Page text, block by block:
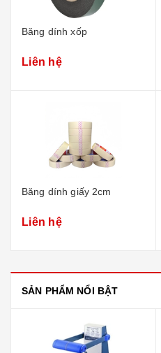
Băng dính xốp
Liên hệ
Băng dính giấy 2cm
Liên hệ
SẢN PHẨM NỔI BẬT